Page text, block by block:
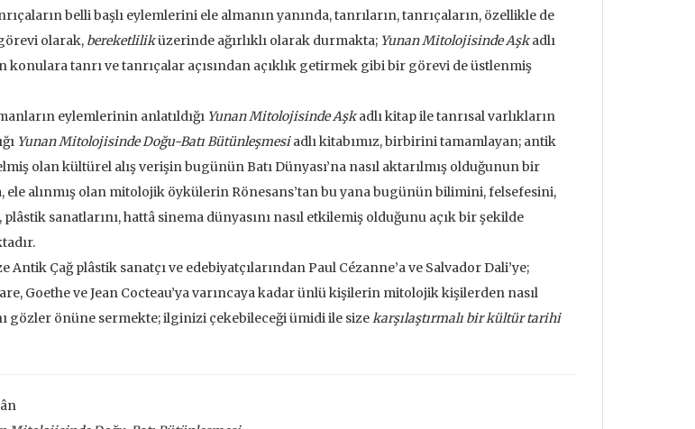
belli başlı eylemlerini ele almanın yanında, tanrıların, tanrıçaların, özellikle de
olarak, bereketliliküzerinde ağırlıklı olarak durmakta; Yunan Mitolojisinde Aşkadlı
konulara tanrı ve tanrıçalar açısından açıklık getirmek gibi bir görevi de üstlenmiş
eylemlerinin anlatıldığı Yunan Mitolojisinde Aşkadlı kitap ile tanrısal varlıkların
Yunan Mitolojisinde Doğu-Batı Bütünleşmesiadlı kitabımız, birbirini tamamlayan; antik
olan kültürel alış verişin bugünün Batı Dünyası’na nasıl aktarılmış olduğunun bir
ele alınmış olan mitolojik öykülerin Rönesans’tan bu yana bugünün bilimini, felsefesini,
plâstik sanatlarını, hattâ sinema dünyasını nasıl etkilemiş olduğunu açık bir şekilde
Antik Çağ plâstik sanatçı ve edebiyatçılarından Paul Cézanne’a ve Salvador Dali’ye;
Goethe ve Jean Cocteau’ya varıncaya kadar ünlü kişilerin mitolojik kişilerden nasıl
gözler önüne sermekte; ilginizi çekebileceği ümidi ile sizekarşılaştırmalı bir kültür tarihi